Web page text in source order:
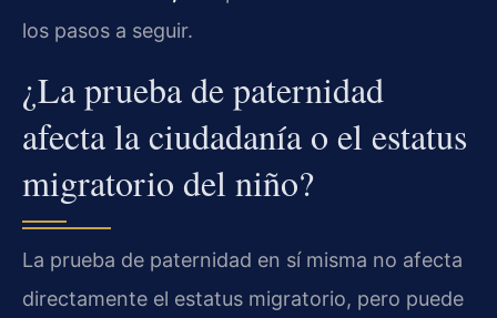
los pasos a seguir.
¿La prueba de paternidad
afecta la ciudadanía o el estatus
migratorio del niño?
La prueba de paternidad en sí misma no afecta
directamente el estatus migratorio, pero puede